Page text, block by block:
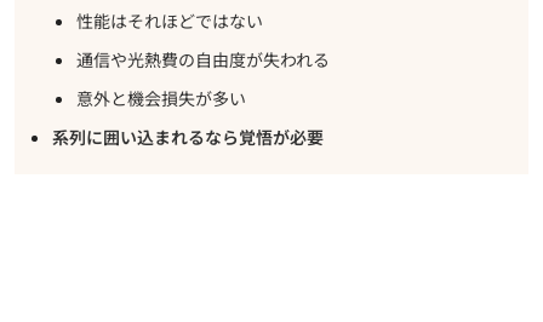
性能はそれほどではない
通信や光熱費の自由度が失われる
意外と機会損失が多い
系列に囲い込まれるなら覚悟が必要